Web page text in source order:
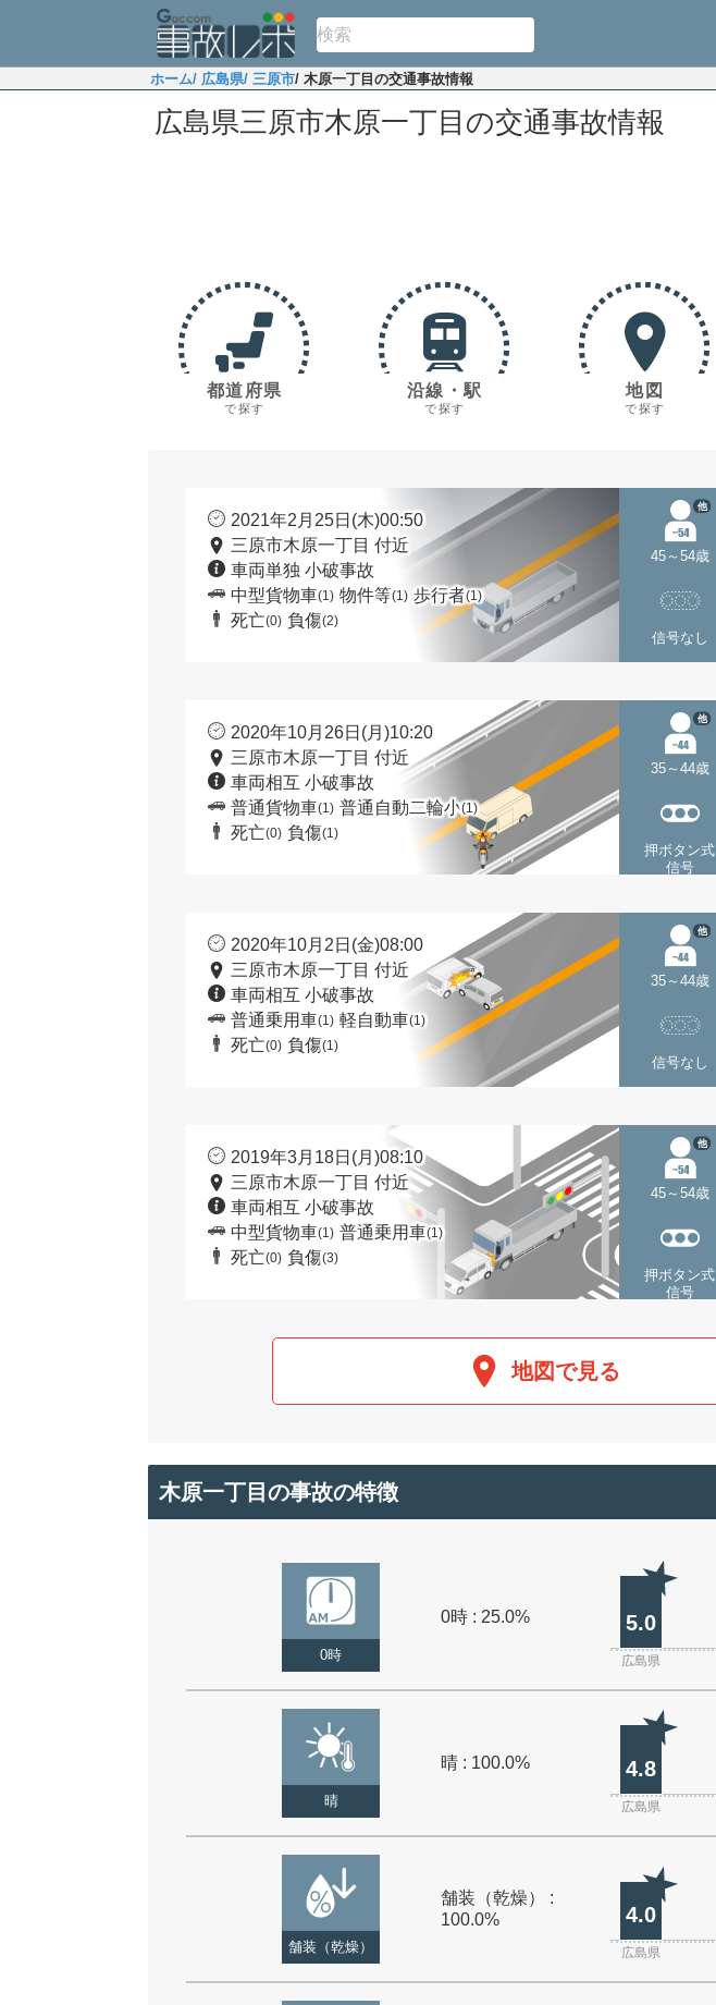
ホーム/ 広島県/ 三原市/ 木原一丁目の交通事故情報
広島県三原市木原一丁目の交通事故情報
都道府県
で探す
沿線・駅
で探す
地図
で探す
2021年2月25日(木)00:50
三原市木原一丁目 付近
車両単独 小破事故
中型貨物車(1) 物件等(1) 歩行者(1)
死亡(0) 負傷(2)
45～54歳
他
信号なし
2020年10月26日(月)10:20
三原市木原一丁目 付近
車両相互 小破事故
普通貨物車(1) 普通自動二輪小(1)
死亡(0) 負傷(1)
35～44歳
他
押ボタン式
信号
2020年10月2日(金)08:00
三原市木原一丁目 付近
車両相互 小破事故
普通乗用車(1) 軽自動車(1)
死亡(0) 負傷(1)
35～44歳
他
信号なし
2019年3月18日(月)08:10
三原市木原一丁目 付近
車両相互 小破事故
中型貨物車(1) 普通乗用車(1)
死亡(0) 負傷(3)
45～54歳
他
押ボタン式
信号
地図で見る
木原一丁目の事故の特徴
0時
0時 : 25.0% 5.0
広島県
晴
晴 : 100.0% 4.8
広島県
舗装（乾燥）
舗装（乾燥） :
100.0%
4.0
広島県